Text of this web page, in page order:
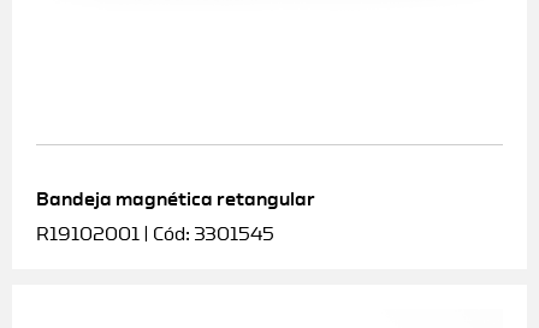
Bandeja magnética retangular
R19102001 | Cód: 3301545